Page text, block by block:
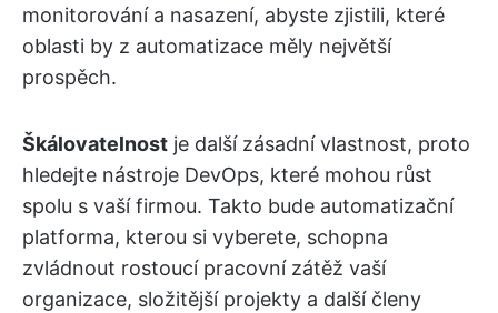
monitorování a nasazení, abyste zjistili, které
oblasti by z automatizace měly největší
prospěch.
Škálovatelnost je další zásadní vlastnost, proto
hledejte nástroje DevOps, které mohou růst
spolu s vaší firmou. Takto bude automatizační
platforma, kterou si vyberete, schopna
zvládnout rostoucí pracovní zátěž vaší
organizace, složitější projekty a další členy